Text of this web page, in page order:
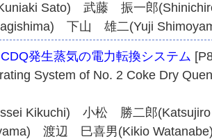
Sato) 武藤 振一郎
下山 雄二(Yuji
発生蒸気の電力転換システム
System of No. 2 Coke Dry
Kikuchi) 小松 勝二郎
渡辺 巳喜男(Kikio